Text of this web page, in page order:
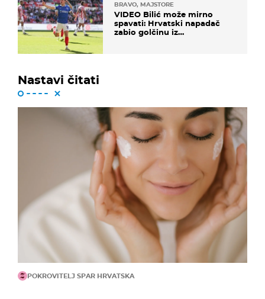
BRAVO, MAJSTORE
VIDEO Bilić može mirno
spavati: Hrvatski napadač
zabio golčinu iz
Nastavi čitati
POKROVITELJ SPAR HRVATSKA